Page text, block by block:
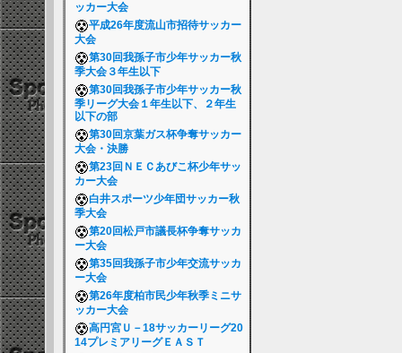
ッカー大会
平成26年度流山市招待サッカー
大会
第30回我孫子市少年サッカー秋
季大会３年生以下
第30回我孫子市少年サッカー秋
季リーグ大会１年生以下、２年生
以下の部
第30回京葉ガス杯争奪サッカー
大会・決勝
第23回ＮＥＣあびこ杯少年サッ
カー大会
白井スポーツ少年団サッカー秋
季大会
第20回松戸市議長杯争奪サッカ
ー大会
第35回我孫子市少年交流サッカ
ー大会
第26年度柏市民少年秋季ミニサ
ッカー大会
高円宮Ｕ－18サッカーリーグ20
14プレミアリーグＥＡＳＴ